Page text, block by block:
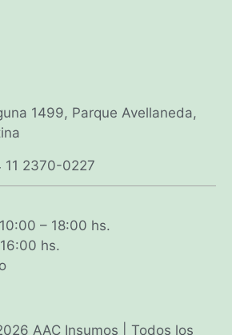
1499, Parque Avellaneda,
11 2370-0227
– 18:00 hs.
hs.
AAC Insumos | Todos los